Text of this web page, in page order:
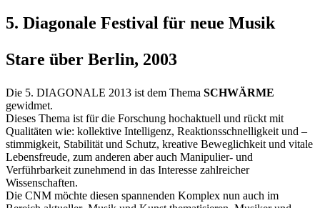
5. Diagonale Festival für neue Musik
Stare über Berlin, 2003
Die 5. DIAGONALE 2013 ist dem Thema SCHWÄRME
gewidmet.
Dieses Thema ist für die Forschung hochaktuell und rückt mit
Qualitäten wie: kollektive Intelligenz, Reaktionsschnelligkeit und –
stimmigkeit, Stabilität und Schutz, kreative Beweglichkeit und vitale
Lebensfreude, zum anderen aber auch Manipulier- und
Verführbarkeit zunehmend in das Interesse zahlreicher
Wissenschaften.
Die CNM möchte diesen spannenden Komplex nun auch im